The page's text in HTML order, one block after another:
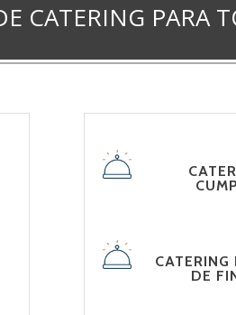
CATERING PARA
CATERING
DE